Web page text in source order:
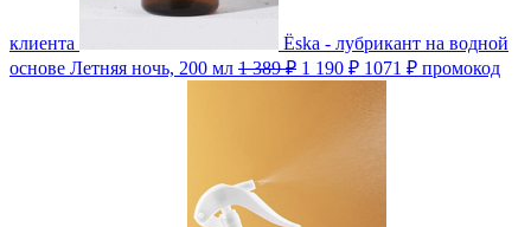
клиента
Ёska - лубрикант на водной
основе Летняя ночь, 200 мл 1 389 ₽ 1 190 ₽ 1071 ₽ промокод